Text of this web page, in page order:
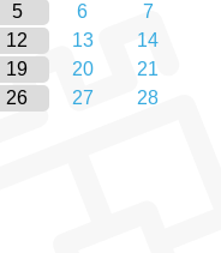
5 6
7
12 13
14
19 20
21
26 27
28